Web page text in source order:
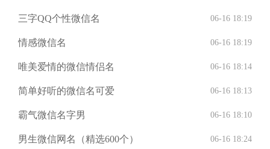
三字QQ个性微信名 06-16 18:19
情感微信名 06-16 18:19
唯美爱情的微信情侣名 06-16 18:14
简单好听的微信名可爱 06-16 18:13
霸气微信名字男 06-16 18:10
男生微信网名（精选600个） 06-16 18:24